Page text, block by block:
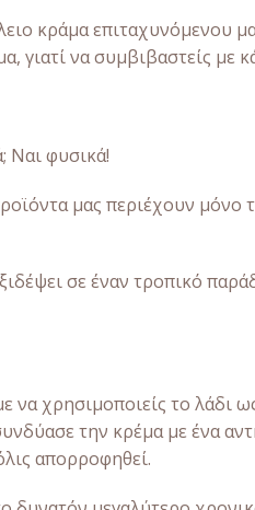
κράμα επιταχυνόμενου
γιατί να συμβιβαστείς με
Ναι φυσικά!
μας περιέχουν μόνο
σε έναν τροπικό
να χρησιμοποιείς το λάδι
την κρέμα με ένα
απορροφηθεί.